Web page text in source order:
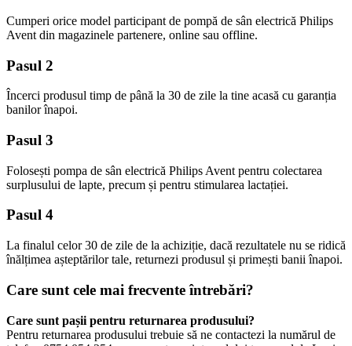
Cumperi orice model participant de pompă de sân electrică Philips
Avent din magazinele partenere, online sau offline.
Pasul 2
Încerci produsul timp de până la 30 de zile la tine acasă cu garanția
banilor înapoi.
Pasul 3
Folosești pompa de sân electrică Philips Avent pentru colectarea
surplusului de lapte, precum și pentru stimularea lactației.
Pasul 4
La finalul celor 30 de zile de la achiziție, dacă rezultatele nu se ridică
înălțimea așteptărilor tale, returnezi produsul și primești banii înapoi.
Care sunt cele mai frecvente întrebări?
Care sunt pașii pentru returnarea produsului?
Pentru returnarea produsului trebuie să ne contactezi la numărul de